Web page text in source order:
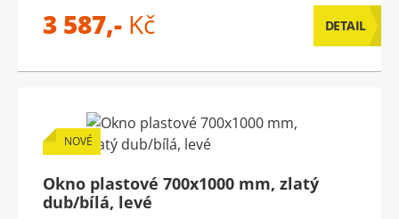
3 587,- Kč DETAIL
NOVÉ
Okno plastové 700x1000 mm, zlatý
dub/bílá, levé